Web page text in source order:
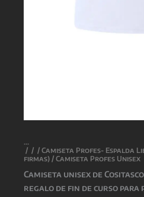
/ / / Camiseta Profes- Espalda
firmas) / Camiseta Profes Unisex
Camiseta unisex de
regalo de fin de curso para